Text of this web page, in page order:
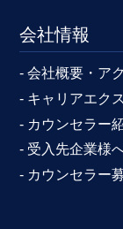
会社情報
- 会社概要・ア
- キャリアエク
- カウンセラー
- 受入先企業様
- カウンセラー